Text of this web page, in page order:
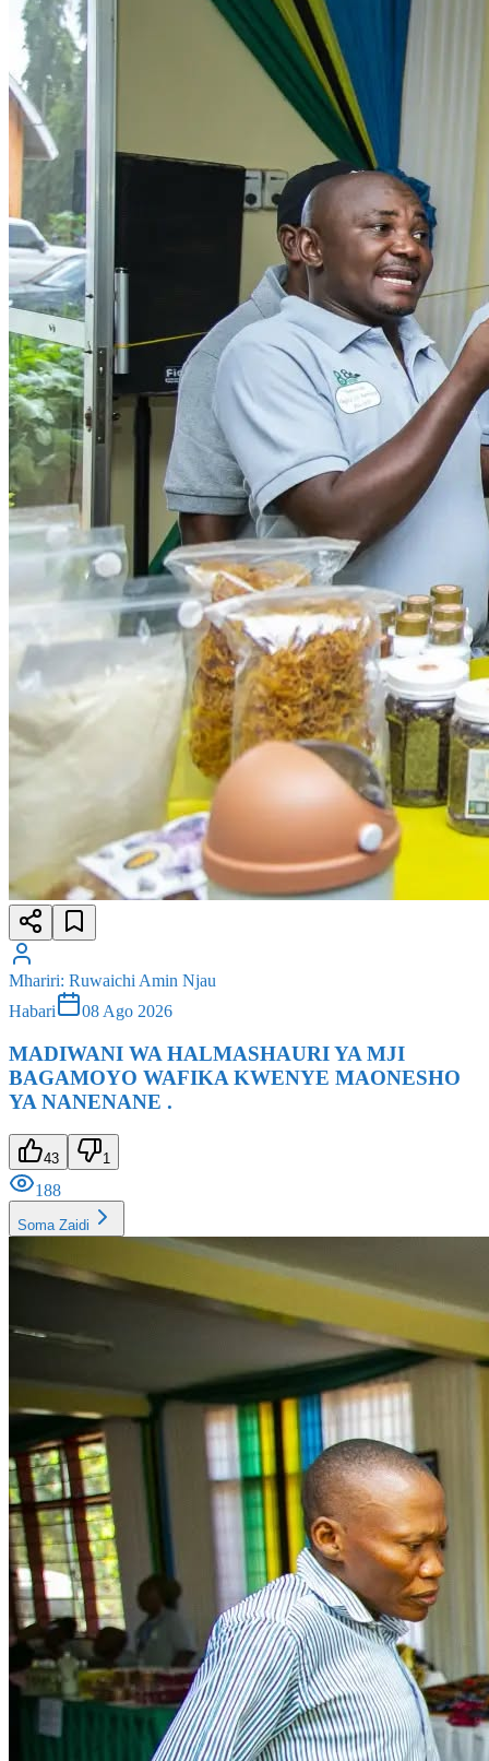
Mhariri: Ruwaichi Amin Njau
Habari
08 Ago 2026
MADIWANI WA HALMASHAURI YA MJI
BAGAMOYO WAFIKA KWENYE MAONESHO
YA NANENANE .
43 1
188
Soma Zaidi